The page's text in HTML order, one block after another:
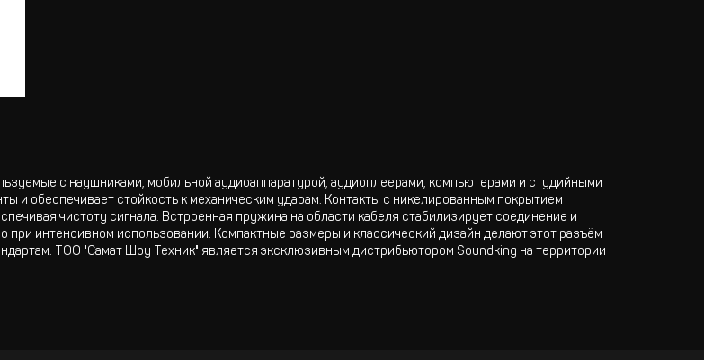
с наушниками, мобильной аудиоаппаратурой, аудиоплеерами, компьютерами и студийными
и обеспечивает стойкость к механическим ударам. Контакты с никелированным покрытием
чистоту сигнала. Встроенная пружина на области кабеля стабилизирует соединение и
при интенсивном использовании. Компактные размеры и классический дизайн делают этот разъём
ТОО "Самат Шоу Техник" является эксклюзивным дистрибьютором Soundking на территории